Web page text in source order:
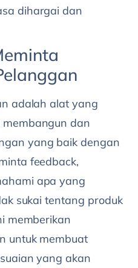
dihargai dan
adalah alat yang
dan
yang baik dengan
feedback,
apa yang
sukai tentang produk
memberikan
untuk membuat
yang akan